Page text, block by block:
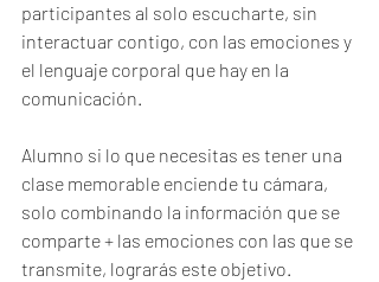
participantes al solo escucharte, sin
interactuar contigo, con las emociones y
el lenguaje corporal que hay en la
comunicación.
Alumno si lo que necesitas es tener una
clase memorable enciende tu cámara,
solo combinando la información que se
comparte + las emociones con las que se
transmite, lograrás este objetivo.